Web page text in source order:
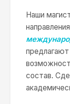
Наши
состав.